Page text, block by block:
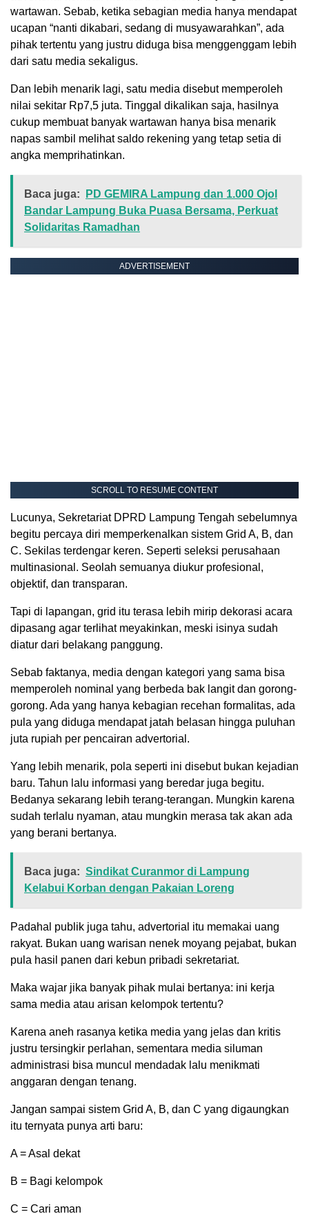
wartawan. Sebab, ketika sebagian media hanya mendapat
ucapan “nanti dikabari, sedang di musyawarahkan”, ada
pihak tertentu yang justru diduga bisa menggenggam lebih
dari satu media sekaligus.
Dan lebih menarik lagi, satu media disebut memperoleh
nilai sekitar Rp7,5 juta. Tinggal dikalikan saja, hasilnya
cukup membuat banyak wartawan hanya bisa menarik
napas sambil melihat saldo rekening yang tetap setia di
angka memprihatinkan.
Baca juga:
PD GEMIRA Lampung dan 1.000 Ojol
Bandar Lampung Buka Puasa Bersama, Perkuat
Solidaritas Ramadhan
ADVERTISEMENT
SCROLL TO RESUME CONTENT
Lucunya, Sekretariat DPRD Lampung Tengah sebelumnya
begitu percaya diri memperkenalkan sistem Grid A, B, dan
C. Sekilas terdengar keren. Seperti seleksi perusahaan
multinasional. Seolah semuanya diukur profesional,
objektif, dan transparan.
Tapi di lapangan, grid itu terasa lebih mirip dekorasi acara
dipasang agar terlihat meyakinkan, meski isinya sudah
diatur dari belakang panggung.
Sebab faktanya, media dengan kategori yang sama bisa
memperoleh nominal yang berbeda bak langit dan gorong-
gorong. Ada yang hanya kebagian recehan formalitas, ada
pula yang diduga mendapat jatah belasan hingga puluhan
juta rupiah per pencairan advertorial.
Yang lebih menarik, pola seperti ini disebut bukan kejadian
baru. Tahun lalu informasi yang beredar juga begitu.
Bedanya sekarang lebih terang-terangan. Mungkin karena
sudah terlalu nyaman, atau mungkin merasa tak akan ada
yang berani bertanya.
Baca juga: Sindikat Curanmor di Lampung
Kelabui Korban dengan Pakaian Loreng
Padahal publik juga tahu, advertorial itu memakai uang
rakyat. Bukan uang warisan nenek moyang pejabat, bukan
pula hasil panen dari kebun pribadi sekretariat.
Maka wajar jika banyak pihak mulai bertanya: ini kerja
sama media atau arisan kelompok tertentu?
Karena aneh rasanya ketika media yang jelas dan kritis
justru tersingkir perlahan, sementara media siluman
administrasi bisa muncul mendadak lalu menikmati
anggaran dengan tenang.
Jangan sampai sistem Grid A, B, dan C yang digaungkan
itu ternyata punya arti baru:
A = Asal dekat
B = Bagi kelompok
C = Cari aman